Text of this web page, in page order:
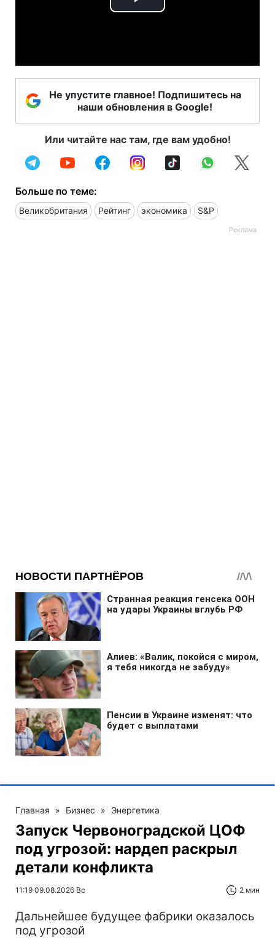
Play
Не упустите главное! Подпишитесь на
наши обновления в Google!
Или читайте нас там, где вам удобно!
Больше по теме:
Великобритания Рейтинг экономика S&P
Главная » Бизнес » Энергетика
Запуск Червоноградской ЦОФ
под угрозой: нардеп раскрыл
детали конфликта
11:19 09.08.2026 Вс 2 мин
Дальнейшее будущее фабрики оказалось
под угрозой